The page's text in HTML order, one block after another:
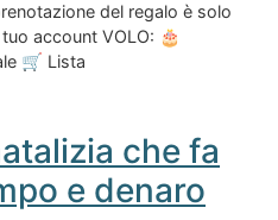
del regalo è solo
account VOLO: 🎂
🛒 Lista
che fa
e denaro